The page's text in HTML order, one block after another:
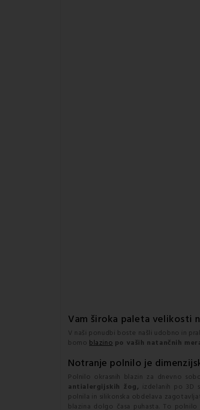
Vam široka paleta velikosti
V naši ponudbi boste našli udobno in
bomo blazino po vaših natančnih
Notranje polnilo je
Polnilo okrasnih blazin za dnevno
antialergijskih žog, izdelanih po 3D
polnila in silikonska obdelava
blazina dolgo časa puhasta. To